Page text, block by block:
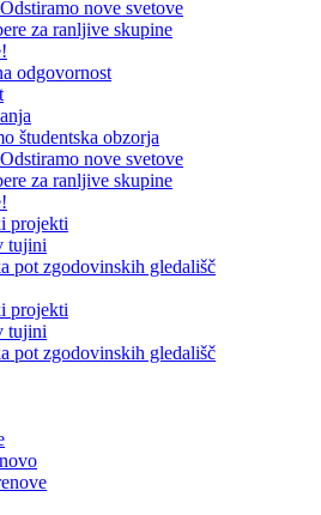
nove svetove
za ranljive skupine
odgovornost
študentska obzorja
nove svetove
za ranljive skupine
projekti
tujini
pot zgodovinskih gledališč
projekti
tujini
pot zgodovinskih gledališč